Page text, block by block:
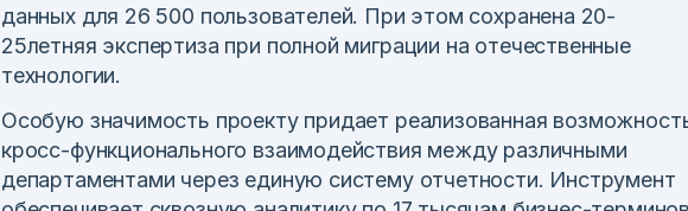
данных для 26 500 пользователей. При этом сохранена 20-
25летняя экспертиза при полной миграции на отечественные
технологии.
Особую значимость проекту придает реализованная
кросс-функционального взаимодействия между различными
департаментами через единую систему отчетности. Инструмент